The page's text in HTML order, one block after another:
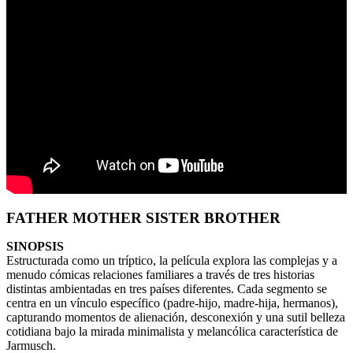
FATHER MOTHER SISTER BROTHER
SINOPSIS
Estructurada como un tríptico, la película explora las complejas y a
menudo cómicas relaciones familiares a través de tres historias
distintas ambientadas en tres países diferentes. Cada segmento se
centra en un vínculo específico (padre-hijo, madre-hija, hermanos),
capturando momentos de alienación, desconexión y una sutil belleza
cotidiana bajo la mirada minimalista y melancólica característica de
Jarmusch.